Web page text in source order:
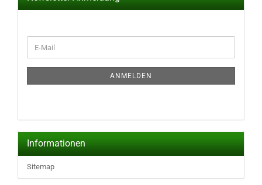
ZUR
E-
Mail
ANMELDEN
Informationen
Sitemap